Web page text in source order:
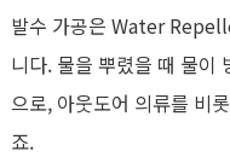
발수 가공은 Water
니다. 물을 뿌렸을 때 물이
으로, 아웃도어 의류를 비
죠.